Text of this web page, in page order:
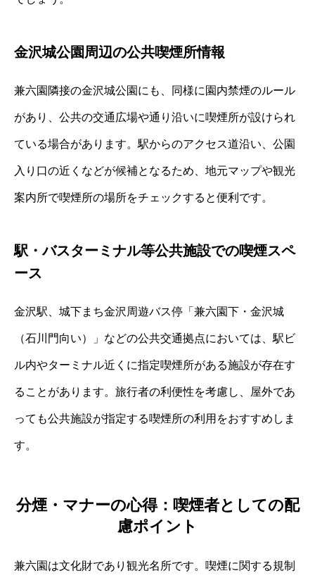
金沢城公園周辺の公共喫煙所情報
兼六園隣接の金沢城公園にも、同様に園内禁煙のルール
があり、公共の交通広場や通り沿いに喫煙所が設けられ
ている場合があります。駅からのアクセス道沿い、公園
入り口の近くなどが候補となるため、地元マップや観光
案内所で喫煙所の場所をチェックすると便利です。
駅・バスターミナル等公共施設での喫煙スペ
ース
金沢駅、城下まち金沢周遊バス停「兼六園下・金沢城
（石川門向い）」などの公共交通拠点においては、駅ビ
ル内やターミナル近くに指定喫煙所がある施設が存在す
ることがあります。旅行者の利便性を考慮し、屋外であ
っても公共施設が指定する喫煙所の利用をおすすめしま
す。
分煙・マナーの心得：喫煙者としての配
慮ポイント
兼六園は文化財であり観光名所です。喫煙に関する規制